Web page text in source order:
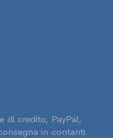
di credito, PayPal,
in contanti.